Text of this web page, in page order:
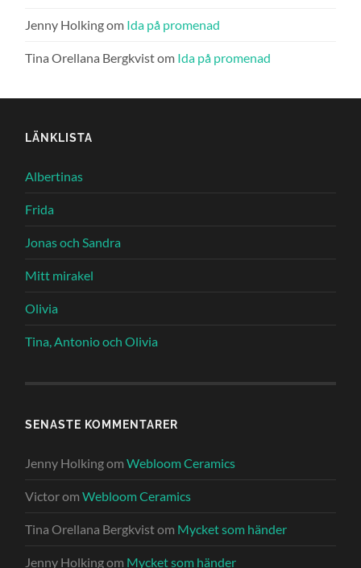
Jenny Holkingom Ida på promenad
Tina Orellana Bergkvistom Ida på promenad
LÄNKLISTA
Albertinas
Frida
Jonas och Sandra
Mitt mirakel
Olivia
Tina, Antonio och Olivia
SENASTE KOMMENTARER
Jenny HolkingomWebloom Ceramics
VictoromWebloom Ceramics
Tina Orellana Bergkvistom Mycket som händer
Jenny Holkingom Mycket som händer